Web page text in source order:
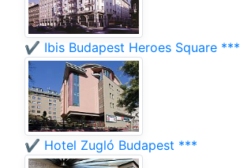
✔️ Ibis Budapest Heroes Square ***
✔️ Hotel Zugló Budapest ***